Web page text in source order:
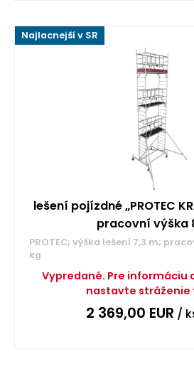
Najlacnejší v SR
lešení pojízdné „PROTEC
pracovní výška
PROTEC; výška lešení 7,3 m;
kg
Vypredané. Pre informáciu
nastavte stráženie
2 369,00 EUR /